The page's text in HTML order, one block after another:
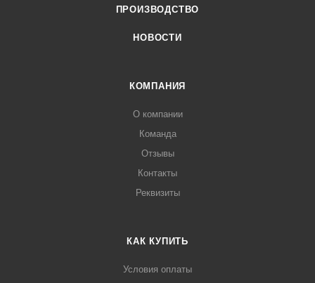
ПРОИЗВОДСТВО
НОВОСТИ
КОМПАНИЯ
О компании
Команда
Отзывы
Контакты
Реквизиты
КАК КУПИТЬ
Условия оплаты